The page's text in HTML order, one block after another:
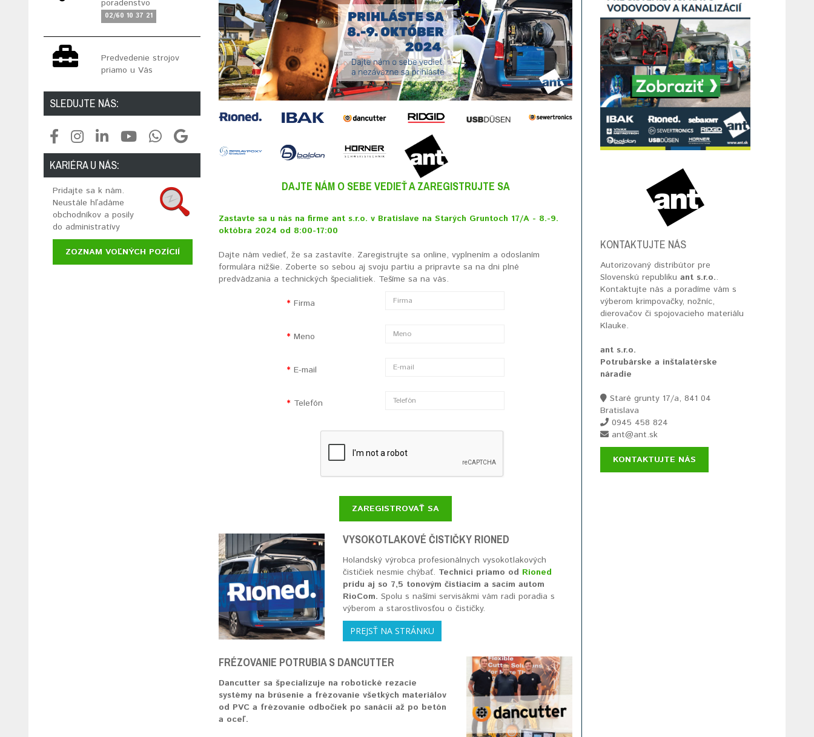
poradenstvo
02/60 10 37 21
Predvedenie strojov
priamo u Vás
SLEDUJTE NÁS:
KARIÉRA U NÁS:
Pridajte sa k nám.
Neustále hľadáme
obchodníkov a posily
do administratívy
ZOZNAM VOĽNÝCH POZÍCIÍ
DAJTE NÁM O SEBE VEDIEŤ A ZAREGISTRUJTE SA
Zastavte sa u nás na firme ant s.r.o. v Bratislave na Starých Gruntoch 17/A - 8.-9.
októbra 2024 od 8:00-17:00
Dajte nám vedieť, že sa zastavíte. Zaregistrujte sa online, vyplnením a odoslaním
formulára nižšie. Zoberte so sebou aj svoju partiu a pripravte sa na dni plné
predvádzania a technických špecialitiek. Tešíme sa na vás.
Firma
Meno
E-mail
Telefón
ZAREGISTROVAŤ SA
VYSOKOTLAKOVÉ ČISTIČKY RIONED
Holandský výrobca profesionálnych vysokotlakových
čističiek nesmie chýbať. Technici priamo od Rioned
prídu aj so 7,5 tonovým čistiacim a sacím autom
RioCom. Spolu s našími servisákmi vám radi poradia s
výberom a starostlivosťou o čističky.
PREJSŤ NA STRÁNKU
FRÉZOVANIE POTRUBIA S DANCUTTER
Dancutter sa špecializuje na robotické rezacie
systémy na brúsenie a frézovanie všetkých materiálov
od PVC a frézovanie odbočiek po sanácií až po betón
a oceľ.
KONTAKTUJTE NÁS
Autorizovaný distribútor pre
Slovenskú republikuant s.r.o..
Kontaktujte nás a poradíme vám s
výberom krimpovačky, nožníc,
dierovačov či spojovacieho materiálu
Klauke.
ant s.r.o.
Potrubárske a inštalatérske
náradie
Staré grunty 17/a, 841 04
Bratislava
0945 458 824
ant@ant.sk
KONTAKTUJTE NÁS